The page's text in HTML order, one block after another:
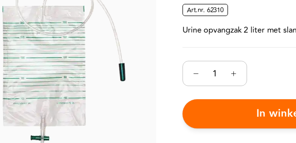
Art.nr. 62310
Urine opvangzak 2 liter met
In